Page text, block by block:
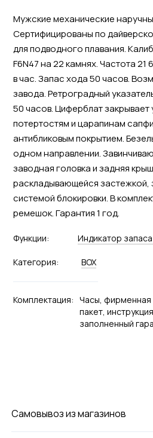
Мужские механические
Сертифицированы по
для подводного плавания.
F6N47 на 22 камнях. Частота 21
в час. Запас хода 50 часов.
завода. Ретроградный
50 часов. Циферблат закрывает
потертостям и царапинам
антибликовым покрытием.
одном направлении.
заводная головка и задняя
раскладывающейся застежкой,
системой блокировки. В
ремешок. Гарантия 1 год.
Функции: Индикатор
Категория: BOX
Комплектация: Часы, фирменная
пакет,
заполненный
Самовывоз из магазинов